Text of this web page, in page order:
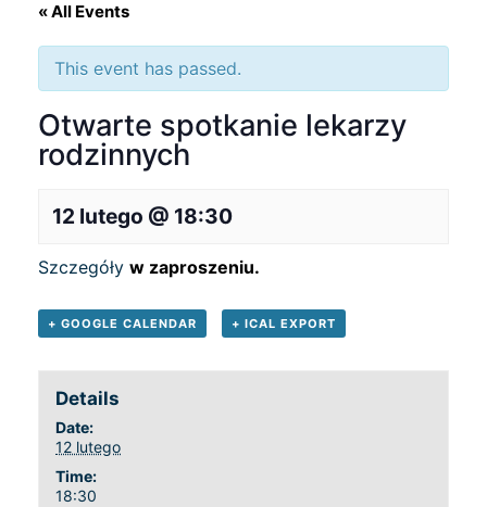
« All Events
This event has passed.
Otwarte spotkanie lekarzy
rodzinnych
12 lutego @ 18:30
Szczegóły w zaproszeniu.
+ GOOGLE CALENDAR + ICAL EXPORT
Details
Date:
12 lutego
Time:
18:30